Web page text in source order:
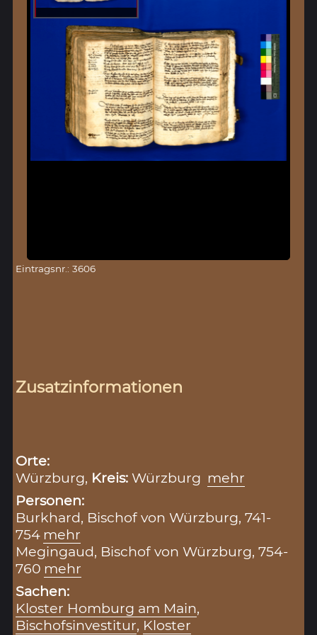
Eintragsnr.: 3606
Zusatzinformationen
Orte:
Würzburg, Kreis:Würzburg mehr
Personen:
Burkhard, Bischof von Würzburg, 741-
754 mehr
Megingaud, Bischof von Würzburg, 754-
760 mehr
Sachen:
Kloster Homburg am Main,
Bischofsinvestitur, Kloster